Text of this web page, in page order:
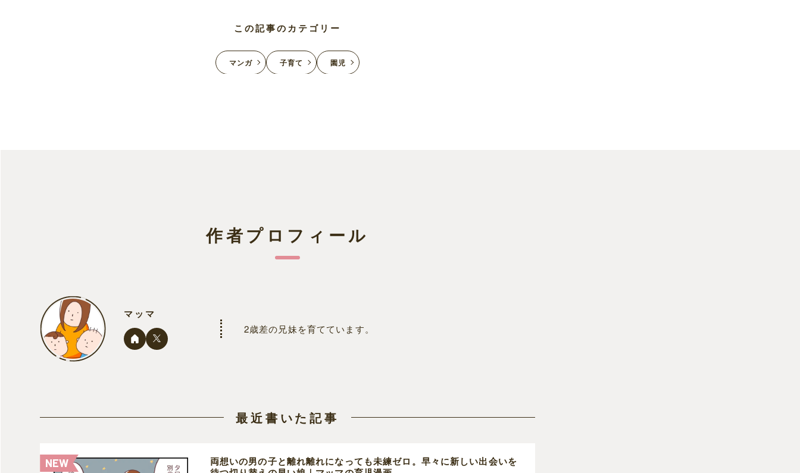
この記事のカテゴリー
マンガ 子育て 園児
作者プロフィール
マッマ
2歳差の兄妹を育てています。
最近書いた記事
両想いの男の子と離れ離れになっても未練ゼロ。早々に新しい出会いを